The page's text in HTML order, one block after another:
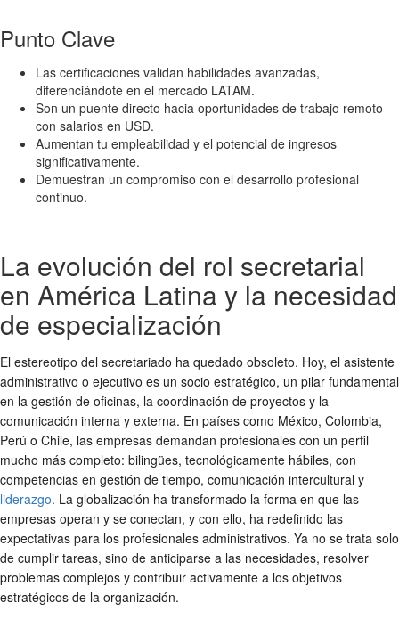
Punto Clave
Las certificaciones validan habilidades avanzadas,
diferenciándote en el mercado LATAM.
Son un puente directo hacia oportunidades de trabajo remoto
con salarios en USD.
Aumentan tu empleabilidad y el potencial de ingresos
significativamente.
Demuestran un compromiso con el desarrollo profesional
continuo.
La evolución del rol secretarial
en América Latina y la necesidad
de especialización
El estereotipo del secretariado ha quedado obsoleto. Hoy, el asistente
administrativo o ejecutivo es un socio estratégico, un pilar fundamental
en la gestión de oficinas, la coordinación de proyectos y la
comunicación interna y externa. En países como México, Colombia,
Perú o Chile, las empresas demandan profesionales con un perfil
mucho más completo: bilingües, tecnológicamente hábiles, con
competencias en gestión de tiempo, comunicación intercultural y
liderazgo. La globalización ha transformado la forma en que las
empresas operan y se conectan, y con ello, ha redefinido las
expectativas para los profesionales administrativos. Ya no se trata solo
de cumplir tareas, sino de anticiparse a las necesidades, resolver
problemas complejos y contribuir activamente a los objetivos
estratégicos de la organización.